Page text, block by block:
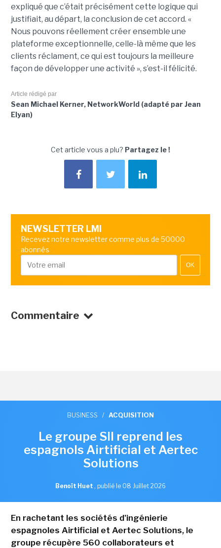
expliqué que c’était précisément cette logique qui
justifiait, au départ, la conclusion de cet accord. «
Nous pouvons réellement créer ensemble une
plateforme exceptionnelle, celle-là même que les
clients réclament, ce qui est toujours la meilleure
façon de développer une activité », s’est-il félicité.
Article rédigé par
Sean Michael Kerner, NetworkWorld (adapté par Jean
Elyan)
Cet article vous a plu? Partagez le !
NEWSLETTER LMI
Recevez notre newsletter comme plus de 50000
abonnés
OK
Commentaire
BUSINESS / ACQUISITION
Le groupe SII reprend les
espagnols Airtificial et Aertec
Solutions
Benoît Huet , publié le 08 Juillet 2026
En rachetant les sociétés d'ingénierie
espagnoles Airtificial et Aertec Solutions, le
groupe récupère 560 collaborateurs et